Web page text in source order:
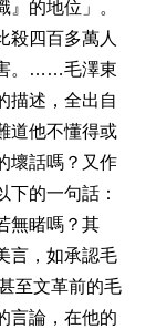
』的地位」。
殺四百多萬人
。……毛澤東
描述，全出自
道他不懂得或
壞話嗎？又作
下的一句話：
無睹嗎？其
言，如承認毛
至文革前的毛
言論，在他的